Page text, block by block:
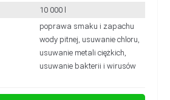
10 000 l
poprawa smaku i zapachu
wody pitnej, usuwanie chloru,
usuwanie metali ciężkich,
usuwanie bakterii i wirusów